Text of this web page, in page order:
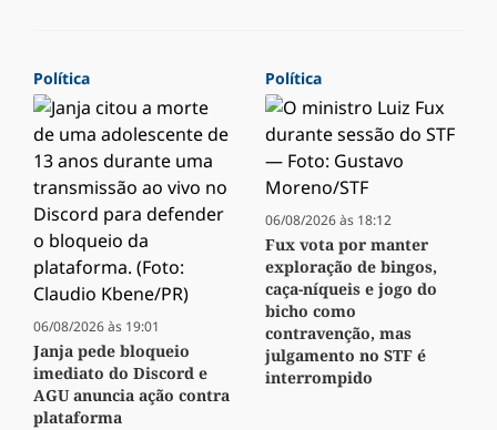
Política
06/08/2026 às 19:01
Janja pede bloqueio
imediato do Discord e
AGU anuncia ação contra
plataforma
Política
06/08/2026 às 18:12
Fux vota por manter
exploração de bingos,
caça-níqueis e jogo do
bicho como
contravenção, mas
julgamento no STF é
interrompido